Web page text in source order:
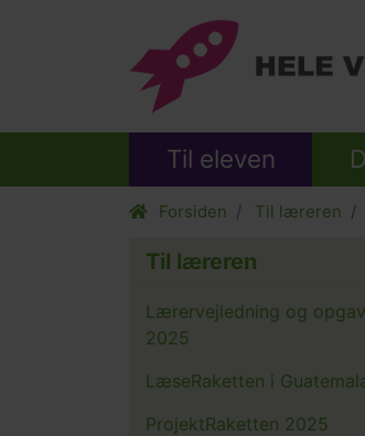
Til eleven
Forsiden Til læreren
Til læreren
Lærervejledning og
2025
LæseRaketten i
ProjektRaketten 2025